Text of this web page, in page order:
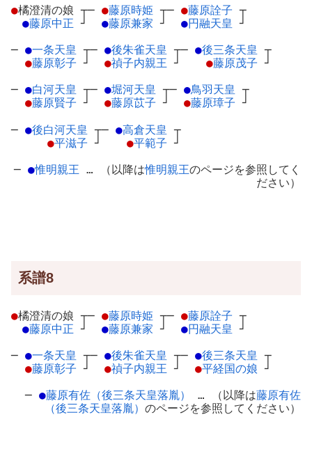
●橘澄清の娘 ┬
●藤原中正 ┘
─ ●藤原時姫 ┬
●藤原兼家 ┘
─ ●藤原詮子 ┬
●円融天皇 ┘
─ ●一条天皇 ┬
●藤原彰子 ┘
─ ●後朱雀天皇 ┬
●禎子内親王 ┘
─ ●後三条天皇 ┬
●藤原茂子 ┘
─ ●白河天皇 ┬
●藤原賢子 ┘
─ ●堀河天皇 ┬
●藤原苡子 ┘
─ ●鳥羽天皇 ┬
●藤原璋子 ┘
─ ●後白河天皇 ┬
●平滋子 ┘
─ ●高倉天皇 ┬
●平範子 ┘
─ ●惟明親王 … （以降は惟明親王のページを参照してく
ださい）
系譜8
●橘澄清の娘 ┬
●藤原中正 ┘
─ ●藤原時姫 ┬
●藤原兼家 ┘
─ ●藤原詮子 ┬
●円融天皇 ┘
─ ●一条天皇 ┬
●藤原彰子 ┘
─ ●後朱雀天皇 ┬
●禎子内親王 ┘
─ ●後三条天皇 ┬
●平経国の娘 ┘
─ ●藤原有佐（後三条天皇落胤） … （以降は藤原有佐
（後三条天皇落胤） のページを参照してください）